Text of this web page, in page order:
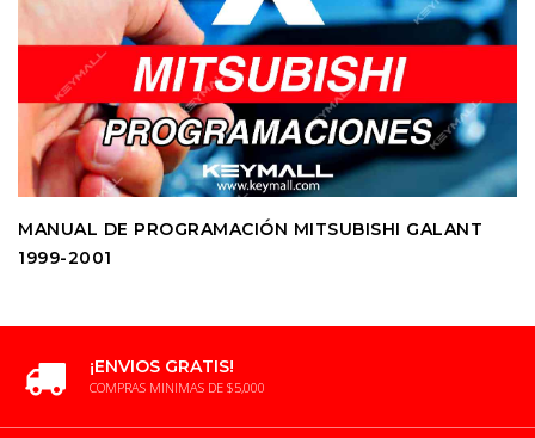
MANUAL DE PROGRAMACIÓN MITSUBISHI GALANT
1999-2001
¡ENVIOS GRATIS!
COMPRAS MINIMAS DE $5,000